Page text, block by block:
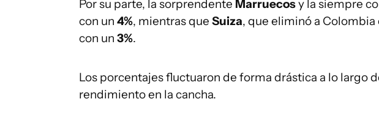
Por su parte, la sorprendente Marruecosy la siempre
con un 4%, mientras que Suiza, que eliminó a Colombia
con un 3%.
Los porcentajes fluctuaron de forma drástica a lo largo
rendimiento en la cancha.